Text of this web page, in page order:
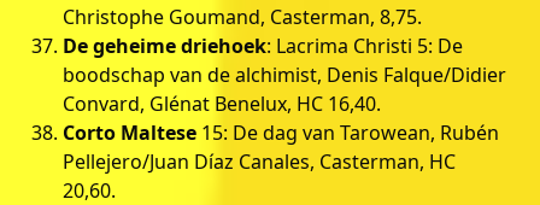
Christophe Goumand, Casterman, 8,75.
De geheime driehoek: Lacrima Christi 5: De
boodschap van de alchimist, Denis Falque/Didier
Convard, Glénat Benelux, HC 16,40.
Corto Maltese 15: De dag van Tarowean, Rubén
Pellejero/Juan Díaz Canales, Casterman, HC
20,60.